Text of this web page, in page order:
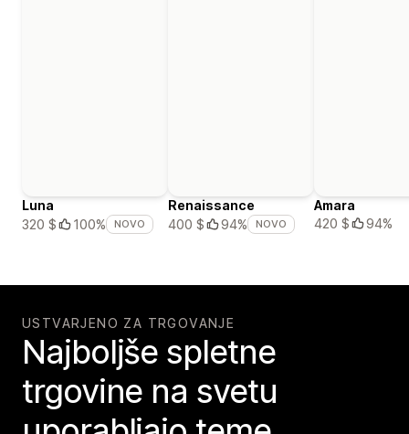
Luna
320 $
100% NOVO
Renaissance
400 $
94% NOVO
Amara
420 $
94%
USTVARJENO ZA TRGOVANJE
Najboljše spletne
trgovine na svetu